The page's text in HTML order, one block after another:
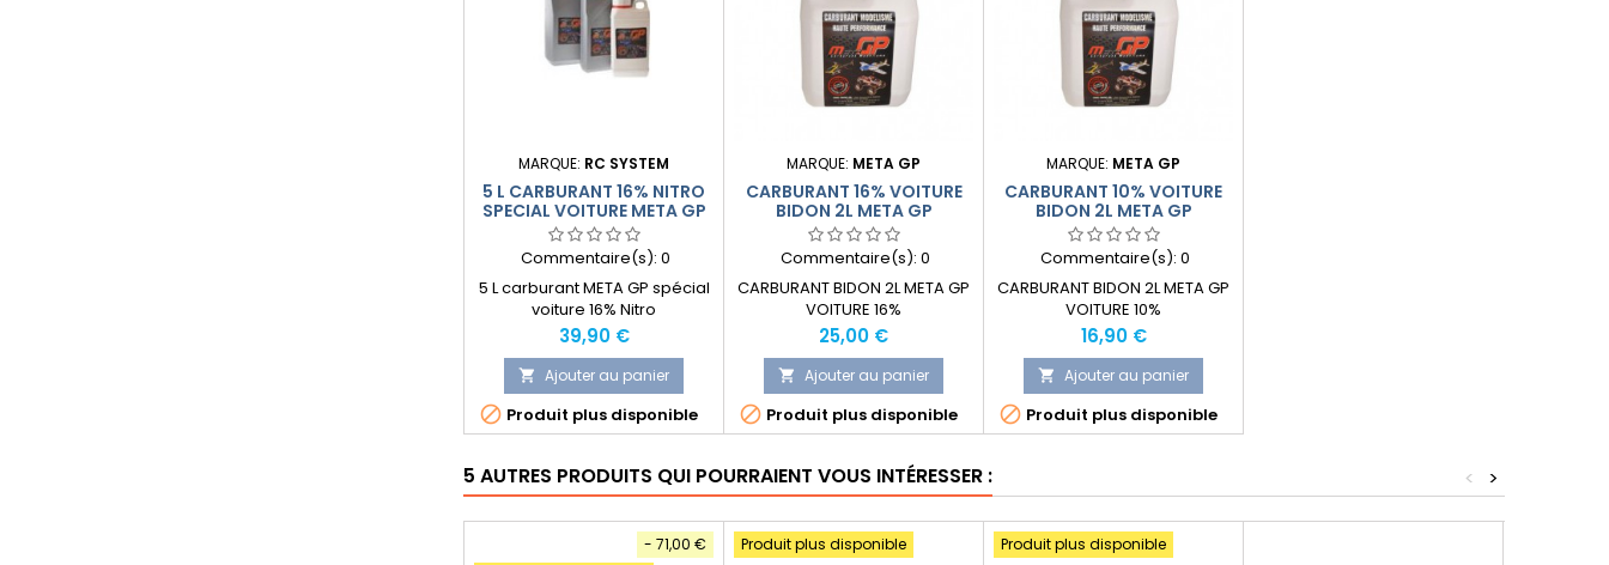
MARQUE: RC SYSTEM
5 L CARBURANT 16% NITRO
SPECIAL VOITURE META GP
Commentaire(s): 0
5 L carburant META GP spécial
voiture 16% Nitro
Prix
39,90 €
 Ajouter au panier
 Produit plus disponible
MARQUE: META GP
CARBURANT 16% VOITURE
BIDON 2L META GP
Commentaire(s): 0
CARBURANT BIDON 2L META GP
VOITURE 16%
Prix
25,00 €
 Ajouter au panier
 Produit plus disponible
MARQUE: META GP
CARBURANT 10% VOITURE
BIDON 2L META GP
Commentaire(s): 0
CARBURANT BIDON 2L META GP
VOITURE 10%
Prix
16,90 €
 Ajouter au panier
 Produit plus disponible
5 AUTRES PRODUITS QUI POURRAIENT VOUS INTÉRESSER : >
<
- 71,00 €
Produit plus disponible Produit plus disponible